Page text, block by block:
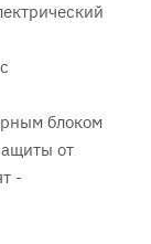
блоком
от
-